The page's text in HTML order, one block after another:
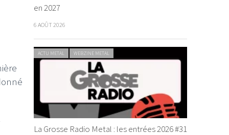
en 2027
6 AOÛT 2026
ACTU METAL WEBZINE METAL
La Grosse Radio Metal : les entrées 2026 #31